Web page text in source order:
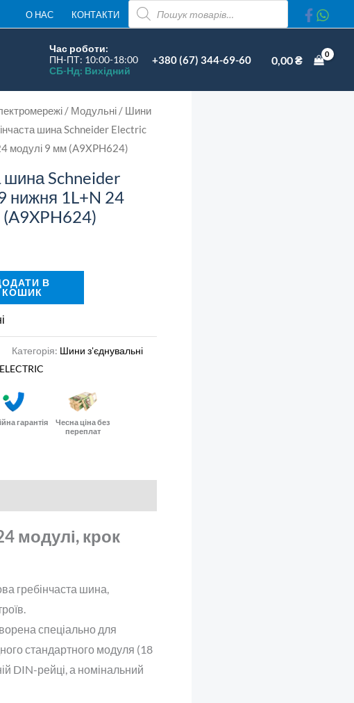
О НАС КОНТАКТИ
ПОШУК
ТОВАРІВ
Час роботи:
ПН-ПТ: 10:00-18:00
СБ-Нд: Вихідний
+380 (67) 344-69-60 0,00₴
/ Модульні / Шини
шина Schneider Electric
модулі 9 мм (A9XPH624)
шина Schneider
нижня 1L+N 24
В
КОШИК
Категорія: Шини з'єднувальні
гарантія
Чесна ціна без
переплат
модулі, крок
гребінчаста шина,
спеціально для
стандартного модуля (18
DIN-рейці, а номінальний
Electric
Acti9
нижня
1L+N
24
модулі
9
мм
(A9XPH624)
кількість